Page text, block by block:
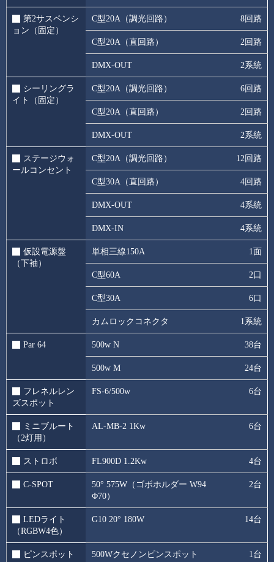
第2サスペンシ
ョン（固定）
C型20A（調光回路） 8回路
C型20A（直回路） 2回路
DMX-OUT 2系統
シーリングラ
イト（固定）
C型20A（調光回路） 6回路
C型20A（直回路） 2回路
DMX-OUT 2系統
ステージウォ
ールコンセント
C型20A（調光回路） 12回路
C型30A（直回路） 4回路
DMX-OUT 4系統
DMX-IN 4系統
仮設電源盤
（下袖）
単相三線150A 1面
C型60A 2口
C型30A 6口
カムロックコネクタ 1系統
Par 64 500w N 38台
500w M 24台
フレネルレン
ズスポット
FS-6/500w 6台
ミニブルート
（2灯用）
AL-MB-2 1Kw 6台
ストロボ FL900D 1.2Kw 4台
C-SPOT
50° 575W（ゴボホルダー W94
Φ70）
2台
LEDライト
（RGBW4色）
G10 20° 180W 14台
ピンスポット 500Wクセノンピンスポット 1台